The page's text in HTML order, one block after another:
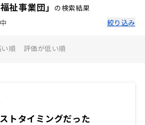
祉事業団」 の検索結果
絞り込み
順 評価が低い順
トタイミングだった